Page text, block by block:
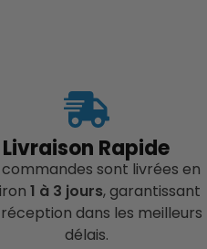
Livraison Rapide
commandes sont livrées en
1 à 3 jours, garantissant
dans les meilleurs
délais.